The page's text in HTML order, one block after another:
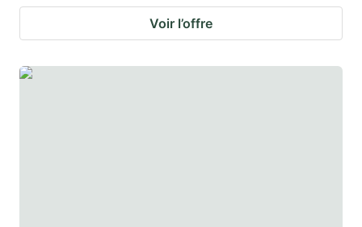
Voir l’offre